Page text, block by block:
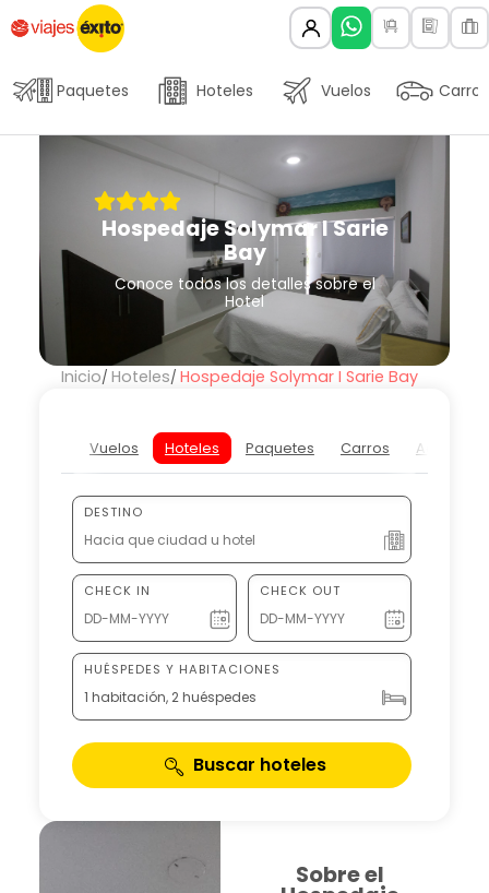
Paquetes Hoteles Vuelos Carros
Hospedaje Solymar I Sarie
Bay
Conoce todos los detalles sobre el
Hotel
Inicio Hoteles Hospedaje Solymar I Sarie Bay
Vuelos Hoteles Paquetes Carros
DESTINO
CHECK IN CHECK OUT
HUÉSPEDES Y HABITACIONES
1 habitación, 2 huéspedes
Buscar hoteles
Sobre el